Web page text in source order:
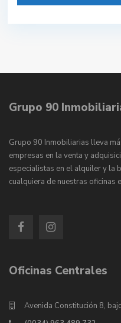
Grupo 90
Grupo 90 Inmobiliarias lleva
empresas en la venta y
especialistas en el alquiler y la
cualquiera de nuestras oficinas
Oficinas Centrales
Avenida Constitución 8,